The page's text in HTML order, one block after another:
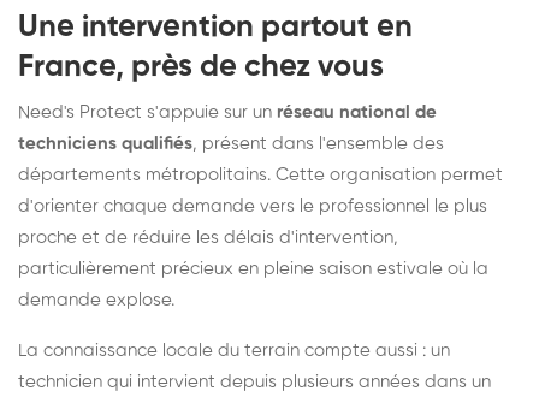
Une intervention partout en
France, près de chez vous
Need's Protect s'appuie sur un réseau national de
techniciens qualifiés, présent dans l'ensemble des
départements métropolitains. Cette organisation permet
d'orienter chaque demande vers le professionnel le plus
proche et de réduire les délais d'intervention,
particulièrement précieux en pleine saison estivale où la
demande explose.
La connaissance locale du terrain compte aussi : un
technicien qui intervient depuis plusieurs années dans un